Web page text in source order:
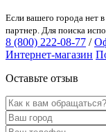
Если вашего города нет
партнер. Для поиска
8 (800) 222-08-77 /
Интернет-магазин
Оставьте отзыв